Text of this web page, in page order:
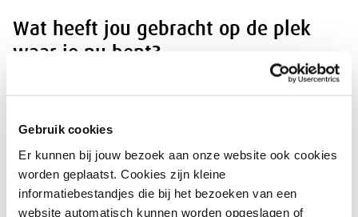
Gebruik cookies
Er kunnen bij jouw bezoek aan onze website ook cookies
worden geplaatst. Cookies zijn kleine
informatiebestandjes die bij het bezoeken van een
website automatisch kunnen worden opgeslagen of
Wat heeft jou gebracht op de plek
waar je nu bent?
Ik ben opgegroeid in een gezin en maatschappij waar
de ontwikkeling van vrouwen zeer gestimuleerd werd.
Mijn vader gaf een belangrijke baan op zodat mijn
moeder ruimte kreeg om haar universitaire studie af te
maken. De afstemming tussen hen beiden over deze